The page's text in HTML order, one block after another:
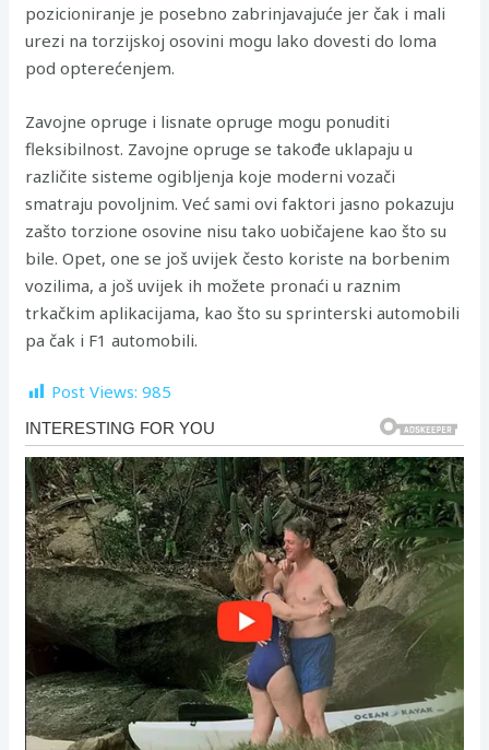
pozicioniranje je posebno zabrinjavajuće jer čak i mali
urezi na torzijskoj osovini mogu lako dovesti do loma
pod opterećenjem.
Zavojne opruge i lisnate opruge mogu ponuditi
fleksibilnost. Zavojne opruge se takođe uklapaju u
različite sisteme ogibljenja koje moderni vozači
smatraju povoljnim. Već sami ovi faktori jasno pokazuju
zašto torzione osovine nisu tako uobičajene kao što su
bile. Opet, one se još uvijek često koriste na borbenim
vozilima, a još uvijek ih možete pronaći u raznim
trkačkim aplikacijama, kao što su sprinterski automobili
pa čak i F1 automobili.
Post Views: 985